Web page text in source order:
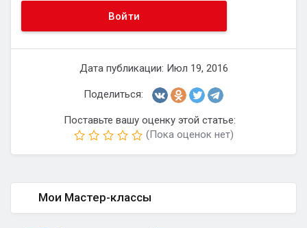
Дата публикации: Июл 19, 2016
Поделиться:
Поставьте вашу оценку этой статье:
(Пока оценок нет)
Мои Мастер-классы